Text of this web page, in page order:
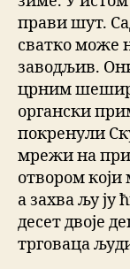
прави шут.
сватко може
заводљив.
црним
органски
покренули
мрежи на
отвором
а захва љу ју
десет двоје
трговаца